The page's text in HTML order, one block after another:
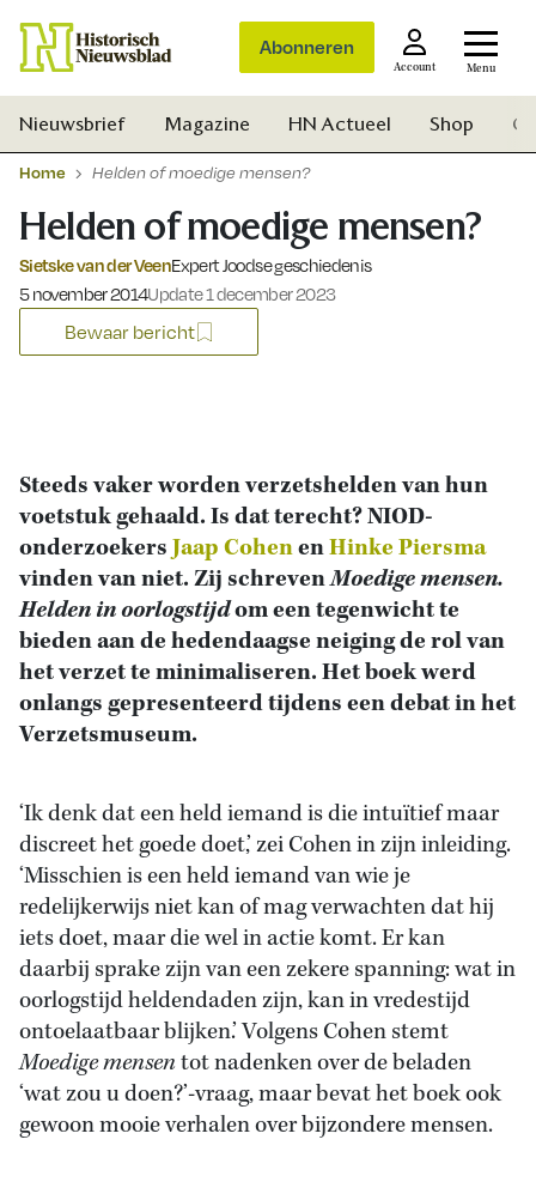
Abonneren
Account Menu
Zoek
Nieuwsbrief Magazine HN Actueel Shop
Home Helden of moedige mensen?
Helden of moedige mensen?
Sietske van der VeenExpert Joodse geschiedenis
Gepubliceerd op:
5 november 2014Update 1 december 2023
Bewaar bericht
Steeds vaker worden verzetshelden van hun
voetstuk gehaald. Is dat terecht? NIOD-
onderzoekersJaap CohenenHinke Piersma
vinden van niet. Zij schrevenMoedige mensen.
Helden in oorlogstijdom een tegenwicht te
bieden aan de hedendaagse neiging de rol van
het verzet te minimaliseren. Het boek werd
onlangs gepresenteerd tijdens een debat in het
Verzetsmuseum.
‘Ik denk dat een held iemand is die intuïtief maar
discreet het goede doet,’ zei Cohen in zijn inleiding.
‘Misschien is een held iemand van wie je
redelijkerwijs niet kan of mag verwachten dat hij
iets doet, maar die wel in actie komt. Er kan
daarbij sprake zijn van een zekere spanning: wat in
oorlogstijd heldendaden zijn, kan in vredestijd
ontoelaatbaar blijken.’ Volgens Cohen stemt
Moedige mensentot nadenken over de beladen
‘wat zou u doen?’-vraag, maar bevat het boek ook
gewoon mooie verhalen over bijzondere mensen.